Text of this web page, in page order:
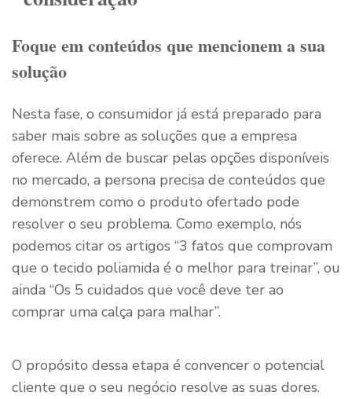
Foque em conteúdos que mencionem a sua
solução
Nesta fase, o consumidor já está preparado para
saber mais sobre as soluções que a empresa
oferece. Além de buscar pelas opções disponíveis
no mercado, a persona precisa de conteúdos que
demonstrem como o produto ofertado pode
resolver o seu problema. Como exemplo, nós
podemos citar os artigos “3 fatos que comprovam
que o tecido poliamida é o melhor para treinar”, ou
ainda “Os 5 cuidados que você deve ter ao
comprar uma calça para malhar”.
O propósito dessa etapa é convencer o potencial
cliente que o seu negócio resolve as suas dores.